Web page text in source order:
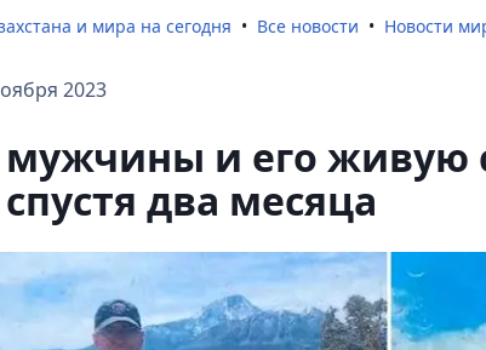
и мира на сегодня Все новости Новости
2023
мужчины и его живую
два месяца